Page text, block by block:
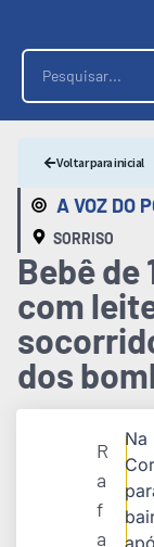
A VOZ DO
SORRISO
Voltar para inicial
Bebê de
com
dos
R
a
f
a